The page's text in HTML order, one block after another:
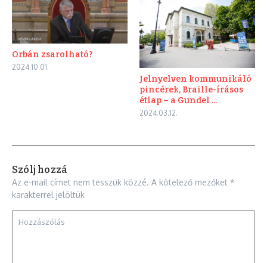
Orbán zsarolható?
2024.10.01.
Jelnyelven kommunikáló
pincérek, Braille-írásos
étlap – a Gundel ...
2024.03.12.
Szólj hozzá
Az e-mail címet nem tesszük közzé. A kötelező mezőket *
karakterrel jelöltük